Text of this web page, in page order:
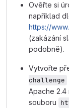
Ověřte si
například
https://
(zakázání
podobně).
Vytvořte
challenge
Apache
souboru